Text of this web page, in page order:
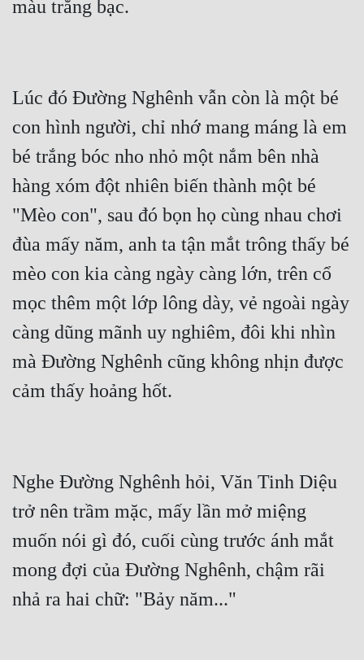
Lúc đó Đường Nghênh vẫn còn là một bé
con hình người, chỉ nhớ mang máng là em
bé trắng bóc nho nhỏ một nắm bên nhà
hàng xóm đột nhiên biến thành một bé
"Mèo con", sau đó bọn họ cùng nhau chơi
đùa mấy năm, anh ta tận mắt trông thấy bé
mèo con kia càng ngày càng lớn, trên cổ
mọc thêm một lớp lông dày, vẻ ngoài ngày
càng dũng mãnh uy nghiêm, đôi khi nhìn
mà Đường Nghênh cũng không nhịn được
Nghe Đường Nghênh hỏi, Văn Tinh Diệu
trở nên trầm mặc, mấy lần mở miệng
muốn nói gì đó, cuối cùng trước ánh mắt
mong đợi của Đường Nghênh, chậm rãi